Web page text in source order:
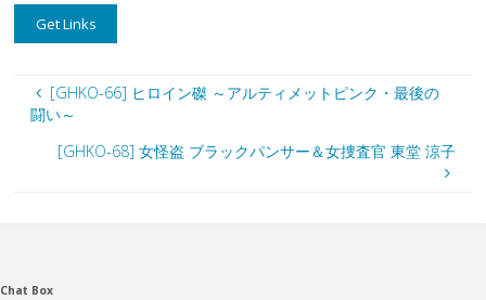
[GHKO-66] ヒロイン磔 ～アルティメットピンク・最後の
闘い～
[GHKO-68] 女怪盗 ブラックパンサー＆女捜査官 東堂 涼子
Chat Box